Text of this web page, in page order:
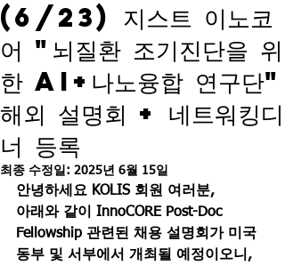
(6/23) 지스트 이노코
어 "뇌질환 조기진단을 위
한 AI+나노융합 연구단"
해외 설명회 + 네트워킹디
너 등록
최종 수정일: 2025년 6월 15일
안녕하세요 KOLIS 회원 여러분,
아래와 같이 InnoCORE Post-Doc
Fellowship 관련된 채용 설명회가 미국
동부 및 서부에서 개최될 예정이오니,